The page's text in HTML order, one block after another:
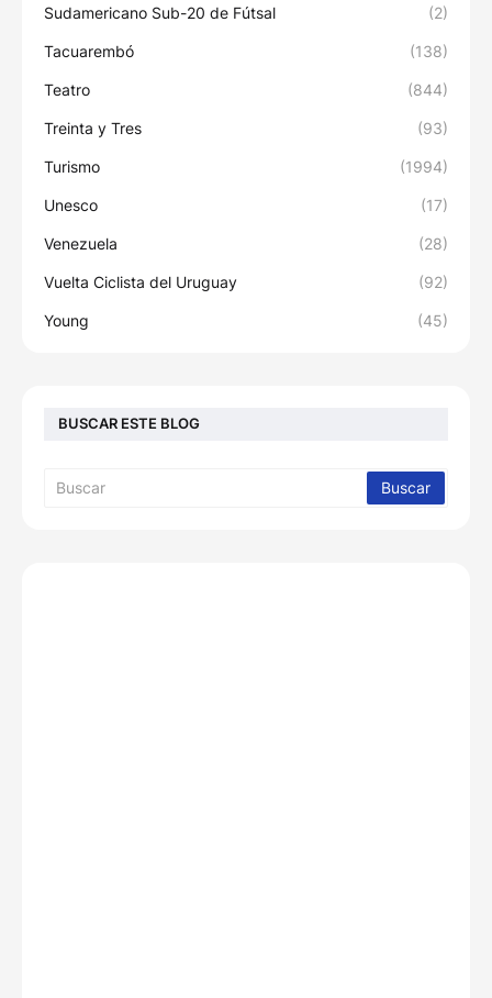
Sudamericano Sub-20 de Fútsal (2)
Tacuarembó (138)
Teatro (844)
Treinta y Tres (93)
Turismo (1994)
Unesco (17)
Venezuela (28)
Vuelta Ciclista del Uruguay (92)
Young (45)
BUSCAR ESTE BLOG